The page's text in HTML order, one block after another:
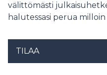
välittömästi
halutessasi perua milloin
TILAA